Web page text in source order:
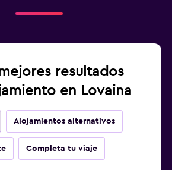
resultados
en Lovaina
Alojamientos alternativos
Completa tu viaje